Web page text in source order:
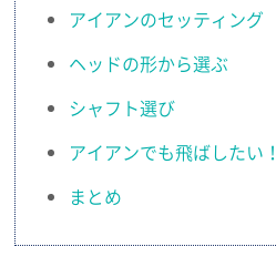
アイアンのセッティング
ヘッドの形から選ぶ
シャフト選び
アイアンでも飛ばしたい！
まとめ